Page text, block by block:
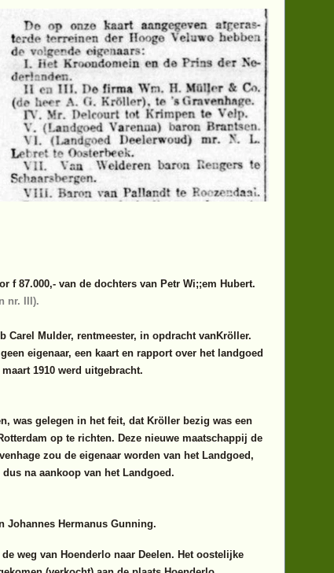
f 87.000,- van de dochters van Petr Wi;;em Hubert.
nr. III).
Carel Mulder, rentmeester, in opdracht vanKröller.
eigenaar, een kaart en rapport over het landgoed
1910 werd uitgebracht.
was gelegen in het feit, dat Kröller bezig was een
op te richten. Deze nieuwe maatschappij de
zou de eigenaar worden van het Landgoed,
na aankoop van het Landgoed.
Johannes Hermanus Gunning.
weg van Hoenderlo naar Deelen. Het oostelijke